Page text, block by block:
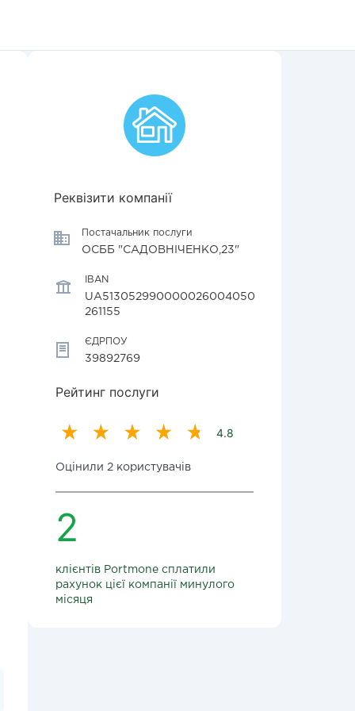
Реквізити компанії
Постачальник послуги
ОСББ "САДОВНІЧЕНКО,23"
IBAN
UA513052990000026004050
261155
ЄДРПОУ
39892769
Рейтинг послуги
4.8
Оцінили 2 користувачів
2
клієнтів Portmone сплатили
рахунок цієї компанії минулого
місяця